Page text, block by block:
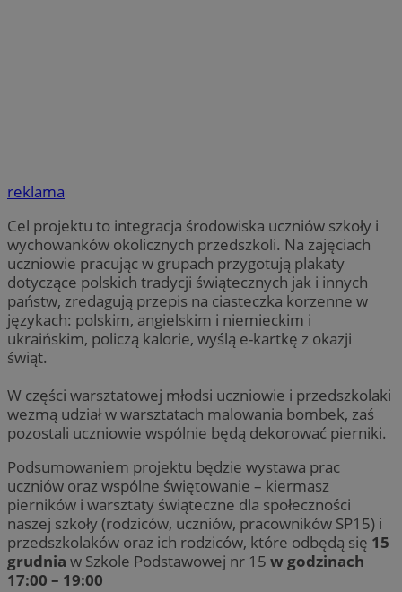
reklama
Cel projektu to integracja środowiska uczniów szkoły i
wychowanków okolicznych przedszkoli. Na zajęciach
uczniowie pracując w grupach przygotują plakaty
dotyczące polskich tradycji świątecznych jak i innych
państw, zredagują przepis na ciasteczka korzenne w
językach: polskim, angielskim i niemieckim i
ukraińskim, policzą kalorie, wyślą e-kartkę z okazji
świąt.
W części warsztatowej młodsi uczniowie i przedszkolaki
wezmą udział w warsztatach malowania bombek, zaś
pozostali uczniowie wspólnie będą dekorować pierniki.
Podsumowaniem projektu będzie wystawa prac
uczniów oraz wspólne świętowanie – kiermasz
pierników i warsztaty świąteczne dla społeczności
naszej szkoły (rodziców, uczniów, pracowników SP15) i
przedszkolaków oraz ich rodziców, które odbędą się 15
grudnia w Szkole Podstawowej nr 15 w godzinach
17:00 – 19:00